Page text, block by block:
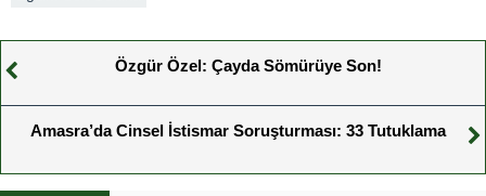
Özgür Özel: Çayda Sömürüye Son!
Amasra’da Cinsel İstismar Soruşturması: 33 Tutuklama